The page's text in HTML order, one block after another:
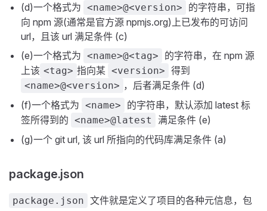
(d)一个格式为 <name>@<version>
的字符串，可指
向 npm 源(通常是官方源 npmjs.org)上已发布的可访问
url，且该 url 满足条件 (c)
(e)一个格式为 <name>@<tag>
的字符串，在 npm 源
上该 <tag> 指向某 <version> 得到
<name>@<version> ，后者满足条件 (d)
(f)一个格式为 <name>
的字符串，默认添加 latest 标
签所得到的 <name>@latest
满足条件 (e)
(g)一个 git url, 该 url 所指向的代码库满足条件 (a)
package.json
package.json 文件就是定义了项目的各种元信息，包